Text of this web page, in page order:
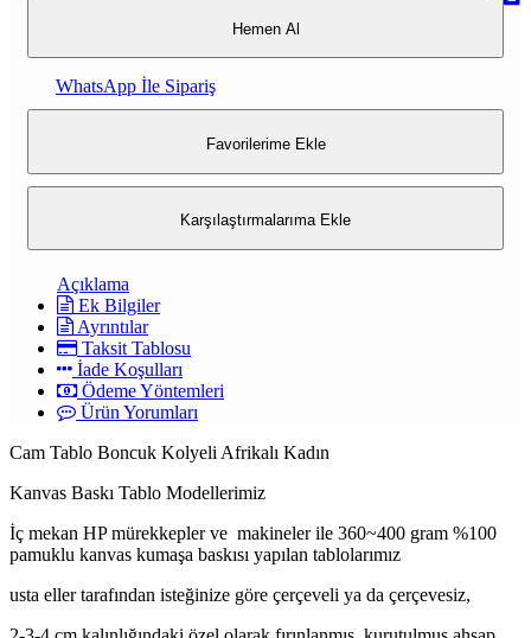
Hemen Al
WhatsApp İle Sipariş
Favorilerime Ekle
Karşılaştırmalarıma Ekle
Açıklama
Ek Bilgiler
Ayrıntılar
Taksit Tablosu
İade Koşulları
Ödeme Yöntemleri
Ürün Yorumları
Cam Tablo Boncuk Kolyeli Afrikalı Kadın
Kanvas Baskı Tablo Modellerimiz
İç mekan HP mürekkepler ve makineler ile 360~400 gram %100
pamuklu kanvas kumaşa baskısı yapılan tablolarımız
usta eller tarafından isteğinize göre çerçeveli ya da çerçevesiz,